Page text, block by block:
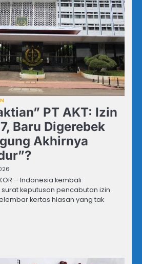
PT AKT: Izin
Baru Digerebek
Akhirnya
– Indonesia kembali
keputusan pencabutan izin
kertas hiasan yang tak